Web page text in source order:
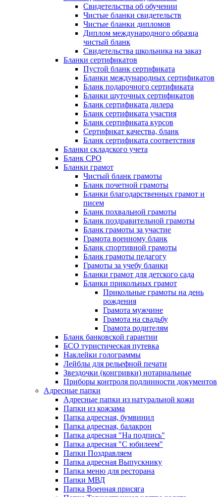
Свидетельства об обучении
Чистые бланки свидетельств
Чистые бланки дипломов
Диплом международного образца
чистый бланк
Свидетельства школьника на заказ
Бланки сертификатов
Пустой бланк сертификата
Бланки международных сертификатов
Бланк подарочного сертификата
Бланки шуточных сертификатов
Бланк сертификата дилера
Бланк сертификата участия
Бланк сертификата курсов
Сертификат качества, бланк
Бланк сертификата соответствия
Бланки складского учета
Бланк СРО
Бланки грамот
Чистый бланк грамоты
Бланк почетной грамоты
Бланки благодарственных грамот и
писем
Бланк похвальной грамоты
Бланк поздравительной грамоты
Бланк грамоты за участие
Грамота военному бланк
Бланк спортивной грамоты
Бланк грамоты педагогу
Грамоты за учебу бланки
Бланки грамот для детского сада
Бланки прикольных грамот
Прикольные грамоты на день
рождения
Грамота мужчине
Грамота на свадьбу
Грамота родителям
Бланк банковской гарантии
БСО туристическая путевка
Наклейки голограммы
Лейблы для рельефной печати
Звездочки (конгривки) нотариальные
Приборы контроля подлинности документов
Адресные папки
Адресные папки из натуральной кожи
Папки из кожзама
Папка адресная, бумвинил
Папка адресная, балакрон
Папка адресная "На подпись"
Папка адресная "C юбилеем"
Папки Поздравляем
Папка адресная Выпускнику
Папка меню для ресторана
Папки МВД
Папка Военная присяга